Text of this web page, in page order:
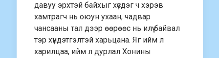
давуу эрхтэй байхыг хүсдэг ч хэрэв
хамтрагч нь оюун ухаан, чадвар
чансааны тал дээр өөрөөс нь илүү байвал
тэр хүндэтгэлтэй харьцана. Яг ийм л
харилцаа, ийм л дурлал Хонины